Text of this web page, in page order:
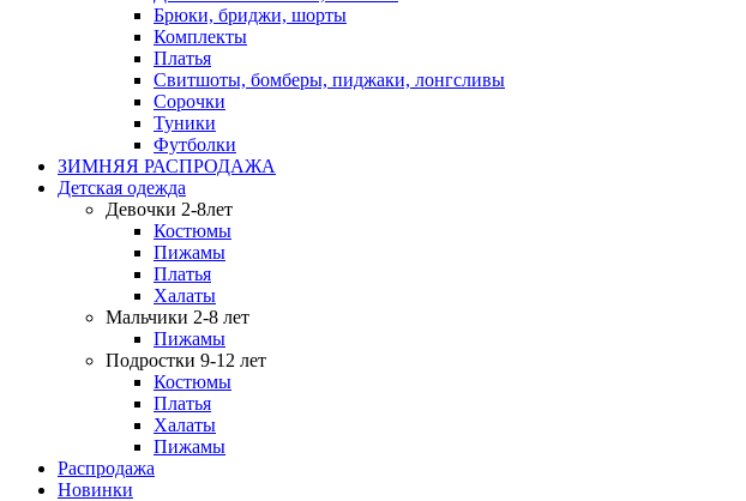
Брюки, бриджи, шорты
Комплекты
Платья
Свитшоты, бомберы, пиджаки, лонгсливы
Сорочки
Туники
Футболки
ЗИМНЯЯ РАСПРОДАЖА
Детская одежда
Девочки 2-8лет
Костюмы
Пижамы
Платья
Халаты
Мальчики 2-8 лет
Пижамы
Подростки 9-12 лет
Костюмы
Платья
Халаты
Пижамы
Распродажа
Новинки